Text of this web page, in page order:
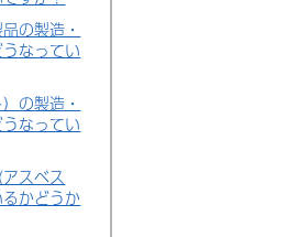
の製造・
なってい
の製造・
なってい
スベス
かどうか